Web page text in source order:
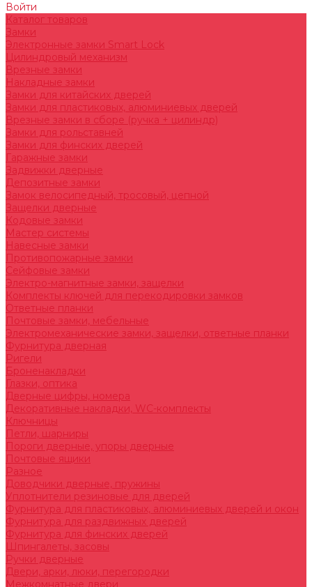
Войти
Каталог товаров
Замки
Электронные замки Smart Lock
Цилиндровый механизм
Врезные замки
Накладные замки
Замки для китайских дверей
Замки для пластиковых, алюминиевых дверей
Врезные замки в сборе (ручка + цилиндр)
Замки для рольставней
Замки для финских дверей
Гаражные замки
Задвижки дверные
Депозитные замки
Замок велосипедный, тросовый, цепной
Защелки дверные
Кодовые замки
Мастер системы
Навесные замки
Противопожарные замки
Сейфовые замки
Электро-магнитные замки, защелки
Комплекты ключей для перекодировки замков
Ответные планки
Почтовые замки, мебельные
Электромеханические замки, защелки, ответные планки
Фурнитура дверная
Ригели
Броненакладки
Глазки, оптика
Дверные цифры, номера
Декоративные накладки, WC-комплекты
Ключницы
Петли, шарниры
Пороги дверные, упоры дверные
Почтовые ящики
Разное
Доводчики дверные, пружины
Уплотнители резиновые для дверей
Фурнитура для пластиковых, алюминиевых дверей и окон
Фурнитура для раздвижных дверей
Фурнитура для финских дверей
Шпингалеты, засовы
Ручки дверные
Двери, арки, люки, перегородки
Межкомнатные двери